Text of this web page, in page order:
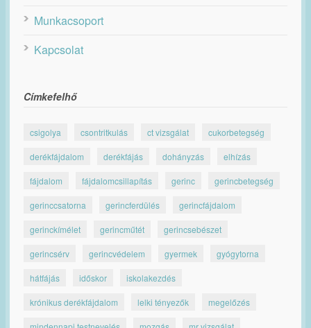
Munkacsoport
Kapcsolat
Címkefelhő
csigolya csontritkulás ct vizsgálat cukorbetegség
derékfájdalom derékfájás dohányzás elhízás
fájdalom fájdalomcsillapítás gerinc gerincbetegség
gerinccsatorna gerincferdülés gerincfájdalom
gerinckímélet gerincműtét gerincsebészet
gerincsérv gerincvédelem gyermek gyógytorna
hátfájás időskor iskolakezdés
krónikus derékfájdalom lelki tényezők megelőzés